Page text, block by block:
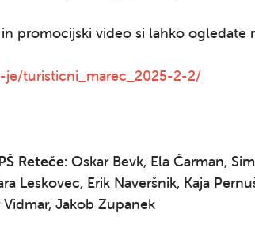
promocijski video si lahko ogledate
turisticni_marec_2025-2-2/
Reteče: Oskar Bevk, Ela Čarman,
Leskovec, Erik Naveršnik, Kaja
Jakob Zupanek